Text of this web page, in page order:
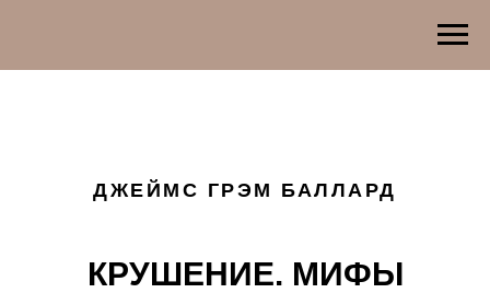
ДЖЕЙМС ГРЭМ БАЛЛАРД
КРУШЕНИЕ. МИФЫ